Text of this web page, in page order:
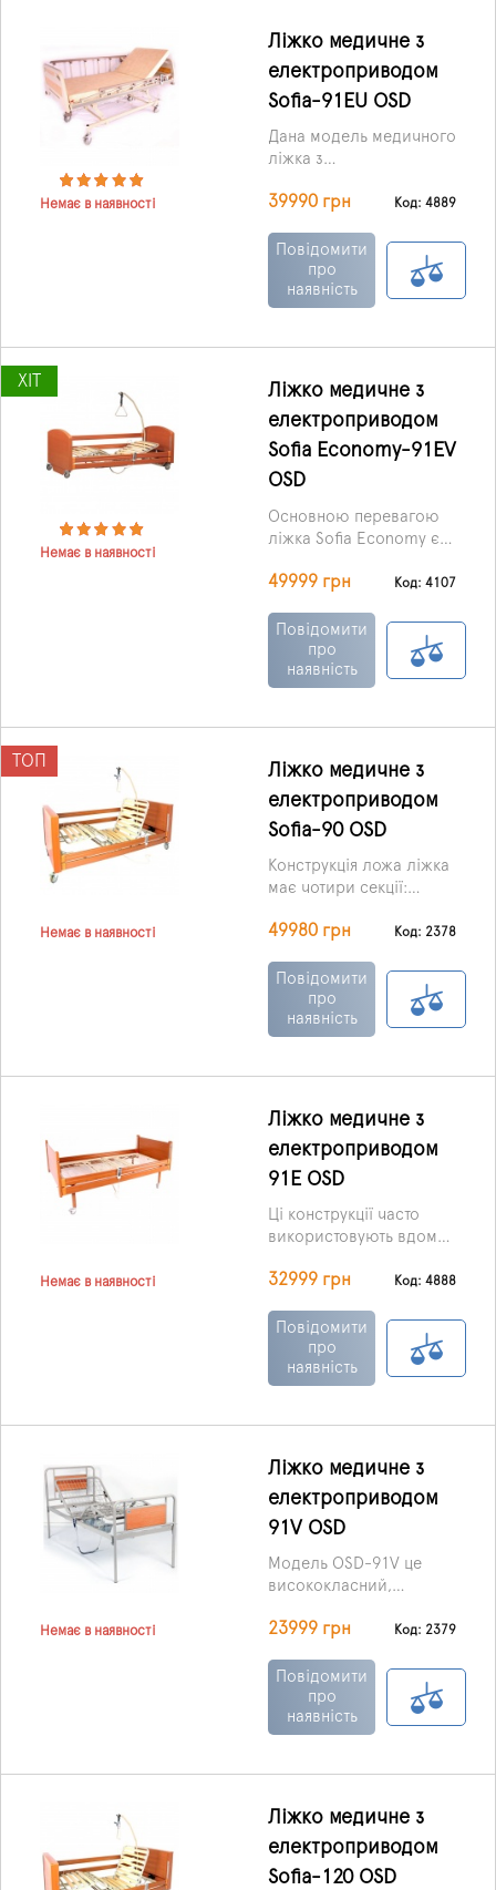
Немає в наявності
Ліжко медичне з
електроприводом
Sofia-91EU OSD
Дана модель медичного
ліжка з
бути встановлена ​​в
домашніх умовах.
39990 грн Код: 4889
Повідомити
про
наявність
ХІТ
Немає в наявності
Ліжко медичне з
електроприводом
Sofia Economy-91EV
OSD
Основною перевагою
ліжка Sofia Economy є
допомогою якого
регулювання загальної
висоти ліжка, кута
нахилу ножний,
головний секцій.
49999 грн Код: 4107
Повідомити
про
наявність
ТОП
Немає в наявності
Ліжко медичне з
електроприводом
Sofia-90 OSD
Конструкція ложа ліжка
має чотири секції:
що відповідають
спини.
49980 грн Код: 2378
Повідомити
про
наявність
Немає в наявності
Ліжко медичне з
електроприводом
91E OSD
Ці конструкції часто
використовують вдома
оскільки значною
покращити, а також
полегшити життя не
тільки хворим людям, а
32999 грн Код: 4888
Повідомити
про
наявність
Немає в наявності
Ліжко медичне з
електроприводом
91V OSD
Модель OSD-91V це
висококласний,
надійний та
електроприводом.
Конструкція має чотири
секції, завдяки яким
опустити їх.
23999 грн Код: 2379
Повідомити
про
наявність
Ліжко медичне з
електроприводом
Sofia-120 OSD